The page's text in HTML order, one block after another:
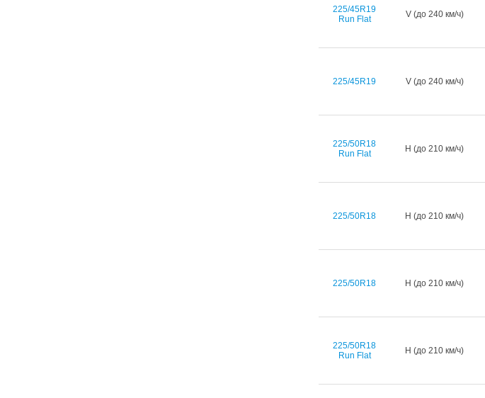
225/45R19
Run Flat
V (до 240 км/ч)
225/45R19 V (до 240 км/ч)
225/50R18
Run Flat
H (до 210 км/ч)
225/50R18 H (до 210 км/ч)
225/50R18 H (до 210 км/ч)
225/50R18
Run Flat
H (до 210 км/ч)